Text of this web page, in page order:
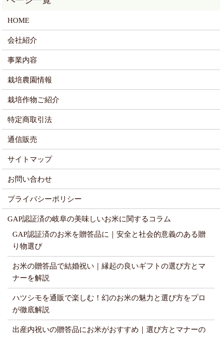
HOME
会社紹介
事業内容
栽培農園情報
栽培作物ご紹介
特定商取引法
通信販売
サイトマップ
お問い合わせ
プライバシーポリシー
GAP認証済の岐阜の美味しいお米に関するコラム
GAP認証済のお米を贈答品に｜安全と社会的意義のある贈
り物選び
お米の贈答品で結婚祝い｜縁起の良いギフトの選び方とマ
ナーを解説
ハツシモを通販で楽しむ！幻のお米の魅力と選び方をプロ
が徹底解説
出産内祝いの贈答品にお米がおすすめ｜選び方とマナーの